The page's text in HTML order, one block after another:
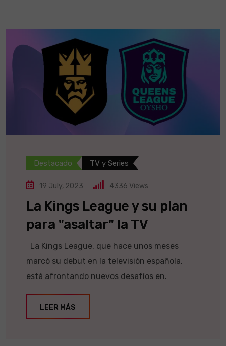
Destacado TV y Series
19 July, 2023 4336 Views
La Kings League y su plan
para "asaltar" la TV
La Kings League, que hace unos meses
marcó su debut en la televisión española,
está afrontando nuevos desafíos en.
LEER MÁS